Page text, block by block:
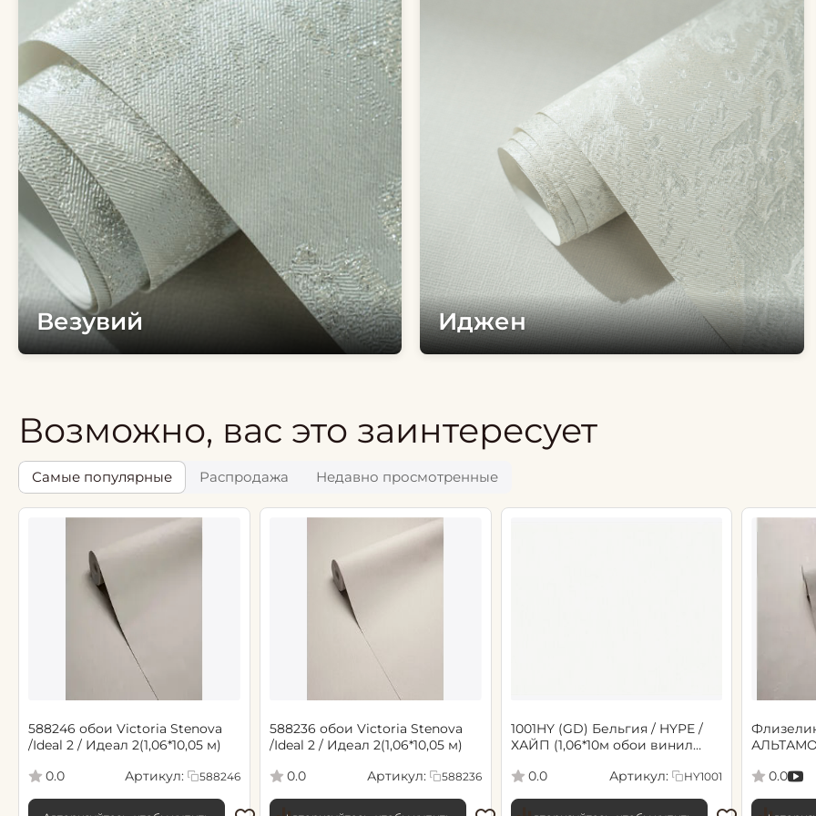
Везувий Иджен
Возможно, вас это заинтересует
Самые популярные Распродажа Недавно просмотренные
588246 обои Victoria Stenova
/Ideal 2 / Идеал 2(1,06*10,05 м)
0.0
Артикул: 588246
588236 обои Victoria Stenova
/Ideal 2 / Идеал 2(1,06*10,05 м)
0.0
Артикул: 588236
1001HY (GD) Бельгия / HYPE /
ХАЙП (1,06*10м обои винил
0.0
Артикул: HY1001
0.0